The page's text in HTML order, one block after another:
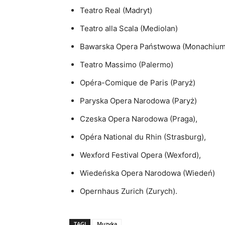
Teatro Real (Madryt)
Teatro alla Scala (Mediolan)
Bawarska Opera Państwowa
Teatro Massimo (Palermo)
Opéra-Comique de Paris (Paryż)
Paryska Opera Narodowa (Paryż)
Czeska Opera Narodowa (Praga),
Opéra National du Rhin (Strasburg),
Wexford Festival Opera (Wexford),
Wiedeńska Opera Narodowa (Wiedeń)
Opernhaus Zurich (Zurych).